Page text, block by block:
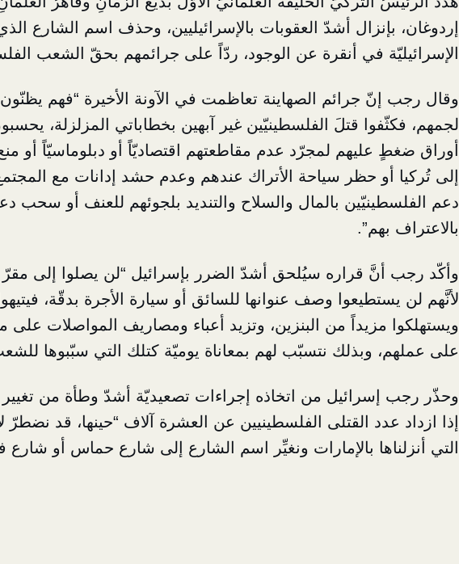
إردوغان، بإنزال أشدّ العقوبات بالإسرائيليين، وحذف اسم الشارع
الإسرائيليّة في أنقرة عن الوجود، ردّاً على جرائمهم بحقّ الشعب
وقال رجب إنّ جرائم الصهاينة تعاظمت في الآونة الأخيرة “فهم
لجمهم، فكثّفوا قتلَ الفلسطينيّين غير آبهين بخطاباتي المزلزلة،
أوراق ضغطٍ عليهم لمجرّد عدم مقاطعتهم اقتصاديّاً أو دبلوماسيّاً أو
إلى تُركيا أو حظر سياحة الأتراك عندهم وعدم حشد إدانات مع
دعم الفلسطينيّين بالمال والسلاح والتنديد بلجوئهم للعنف أو سحب
بالاعتراف بهم”.
وأكّد رجب أنَّ قراره سيُلحق أشدّ الضرر بإسرائيل “لن يصلوا إلى
لأنَّهم لن يستطيعوا وصف عنوانها للسائق أو سيارة الأجرة بدقّة،
ويستهلكوا مزيداً من البنزين، وتزيد أعباء ومصاريف المواصلات على
على عملهم، وبذلك نتسبّب لهم بمعاناة يوميّة كتلك التي سبّبوها
وحذّر رجب إسرائيل من اتخاذه إجراءات تصعيديّة أشدّ وطأة من
إذا ازداد عدد القتلى الفلسطينيين عن العشرة آلاف “حينها، قد نضطرّ
التي أنزلناها بالإمارات ونغيِّر اسم الشارع إلى شارع حماس أو